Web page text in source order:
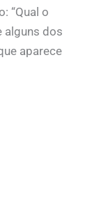
“Qual o
alguns dos
aparece